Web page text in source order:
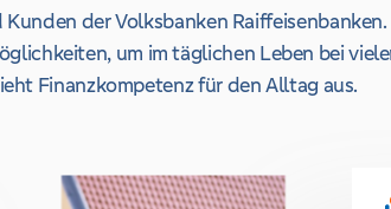
der Volksbanken
um im täglichen Leben bei
Finanzkompetenz für den Alltag aus.